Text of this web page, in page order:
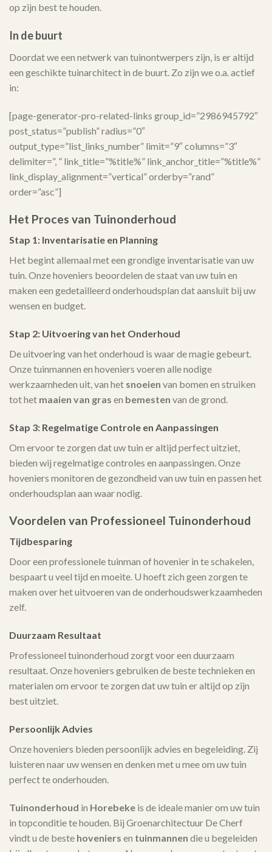
op zijn best te houden.
In de buurt
Doordat we een netwerk van tuinontwerpers zijn, is er altijd
een geschikte tuinarchitect in de buurt. Zo zijn we o.a. actief
in:
[page-generator-pro-related-links group_id=”2986945792″
post_status=”publish” radius=”0″
output_type=”list_links_number” limit=”9″ columns=”3″
delimiter=”, ” link_title=”%title%” link_anchor_title=”%title%”
link_display_alignment=”vertical” orderby=”rand”
order=”asc”]
Het Proces van Tuinonderhoud
Stap 1: Inventarisatie en Planning
Het begint allemaal met een grondige inventarisatie van uw
tuin. Onze hoveniers beoordelen de staat van uw tuin en
maken een gedetailleerd onderhoudsplan dat aansluit bij uw
wensen en budget.
Stap 2: Uitvoering van het Onderhoud
De uitvoering van het onderhoud is waar de magie gebeurt.
Onze tuinmannen en hoveniers voeren alle nodige
werkzaamheden uit, van het snoeien van bomen en struiken
tot het maaien van gras en bemesten van de grond.
Stap 3: Regelmatige Controle en Aanpassingen
Om ervoor te zorgen dat uw tuin er altijd perfect uitziet,
bieden wij regelmatige controles en aanpassingen. Onze
hoveniers monitoren de gezondheid van uw tuin en passen het
onderhoudsplan aan waar nodig.
Voordelen van Professioneel Tuinonderhoud
Tijdbesparing
Door een professionele tuinman of hovenier in te schakelen,
bespaart u veel tijd en moeite. U hoeft zich geen zorgen te
maken over het uitvoeren van de onderhoudswerkzaamheden
zelf.
Duurzaam Resultaat
Professioneel tuinonderhoud zorgt voor een duurzaam
resultaat. Onze hoveniers gebruiken de beste technieken en
materialen om ervoor te zorgen dat uw tuin er altijd op zijn
best uitziet.
Persoonlijk Advies
Onze hoveniers bieden persoonlijk advies en begeleiding. Zij
luisteren naar uw wensen en denken met u mee om uw tuin
perfect te onderhouden.
Tuinonderhoud in Horebeke is de ideale manier om uw tuin
in topconditie te houden. Bij Groenarchitectuur De Cherf
vindt u de beste hoveniers en tuinmannen die u begeleiden